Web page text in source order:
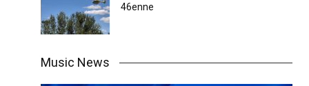
46enne
Music News